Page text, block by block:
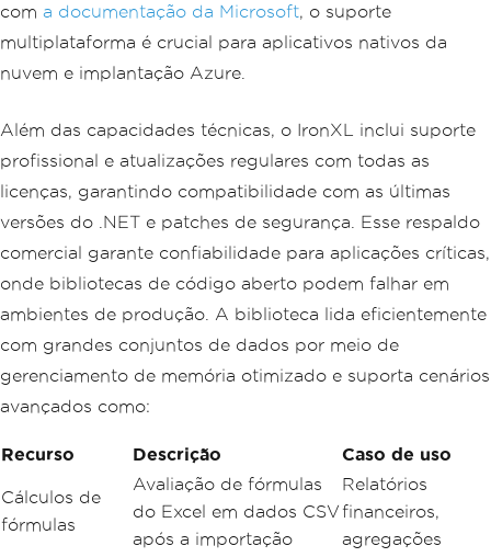
com a documentação da Microsoft, o suporte
multiplataforma é crucial para aplicativos nativos da
nuvem e implantação Azure.
Além das capacidades técnicas, o IronXL inclui suporte
profissional e atualizações regulares com todas as
licenças, garantindo compatibilidade com as últimas
versões do .NET e patches de segurança. Esse respaldo
comercial garante confiabilidade para aplicações críticas,
onde bibliotecas de código aberto podem falhar em
ambientes de produção. A biblioteca lida eficientemente
com grandes conjuntos de dados por meio de
gerenciamento de memória otimizado e suporta cenários
avançados como:
Recurso Descrição Caso de uso
Cálculos de
fórmulas
Avaliação de fórmulas
do Excel em dados CSV
após a importação
Relatórios
financeiros,
agregações